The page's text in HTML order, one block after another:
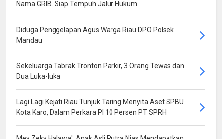
Nama GRIB. Siap Tempuh Jalur Hukum
Diduga Penggelapan Agus Warga Riau DPO Polsek
Mandau
Sekeluarga Tabrak Tronton Parkir, 3 Orang Tewas dan
Dua Luka-luka
Lagi Lagi Kejati Riau Tunjuk Taring Menyita Aset SPBU
Kota Karo, Dalam Perkara PI 10 Persen PT SPRH